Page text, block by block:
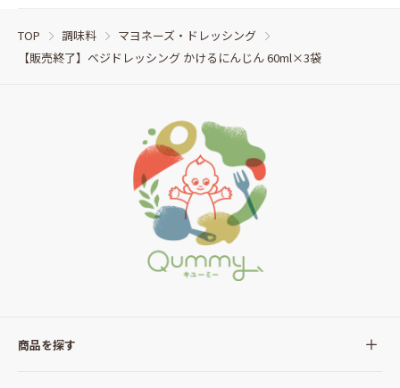
TOP 調味料
マヨネーズ・ドレッシング
【販売終了】ベジドレッシング かけるにんじん 60ml×3袋
商品を探す